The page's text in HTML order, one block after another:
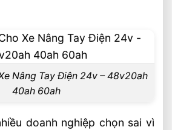
Nâng Tay Điện 24v – 48v20ah
40ah 60ah
doanh nghiệp chọn sai vì